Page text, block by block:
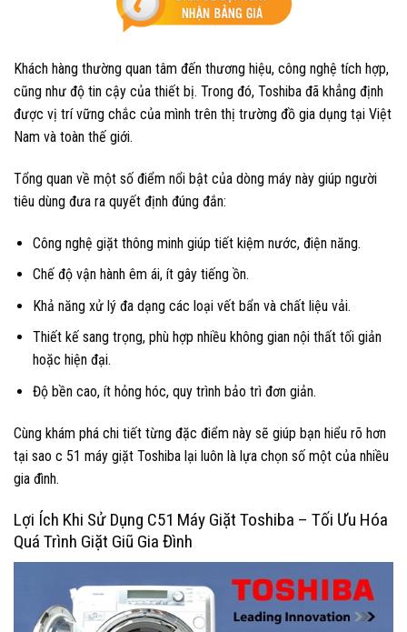
Khách hàng thường quan tâm đến thương hiệu, công nghệ tích hợp,
cũng như độ tin cậy của thiết bị. Trong đó, Toshiba đã khẳng định
được vị trí vững chắc của mình trên thị trường đồ gia dụng tại Việt
Nam và toàn thế giới.
Tổng quan về một số điểm nổi bật của dòng máy này giúp người
tiêu dùng đưa ra quyết định đúng đắn:
Công nghệ giặt thông minh giúp tiết kiệm nước, điện năng.
Chế độ vận hành êm ái, ít gây tiếng ồn.
Khả năng xử lý đa dạng các loại vết bẩn và chất liệu vải.
Thiết kế sang trọng, phù hợp nhiều không gian nội thất tối giản
hoặc hiện đại.
Độ bền cao, ít hỏng hóc, quy trình bảo trì đơn giản.
Cùng khám phá chi tiết từng đặc điểm này sẽ giúp bạn hiểu rõ hơn
tại sao c 51 máy giặt Toshiba lại luôn là lựa chọn số một của nhiều
gia đình.
Lợi Ích Khi Sử Dụng C51 Máy Giặt Toshiba – Tối Ưu Hóa
Quá Trình Giặt Giũ Gia Đình